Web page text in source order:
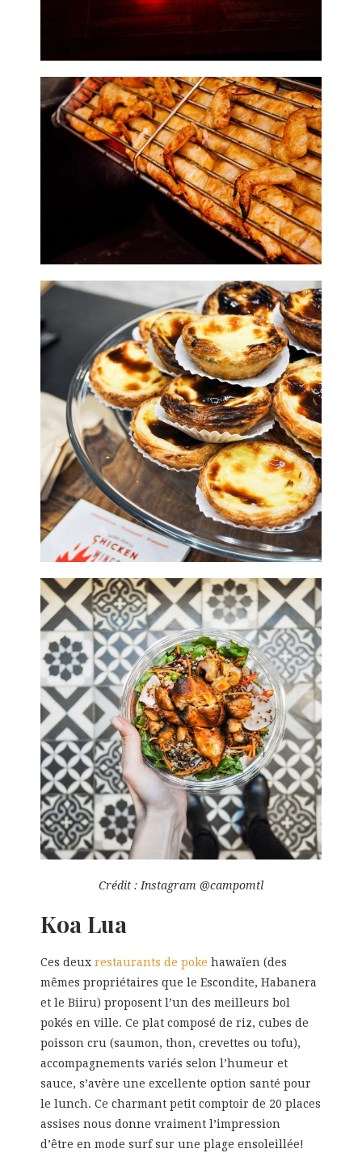
Crédit : Instagram @campomtl
Koa Lua
Ces deux restaurants de poke hawaïen (des
mêmes propriétaires que le Escondite, Habanera
et le Biiru) proposent l’un des meilleurs bol
pokés en ville. Ce plat composé de riz, cubes de
poisson cru (saumon, thon, crevettes ou tofu),
accompagnements variés selon l’humeur et
sauce, s’avère une excellente option santé pour
le lunch. Ce charmant petit comptoir de 20 places
assises nous donne vraiment l’impression
d’être en mode surf sur une plage ensoleillée!